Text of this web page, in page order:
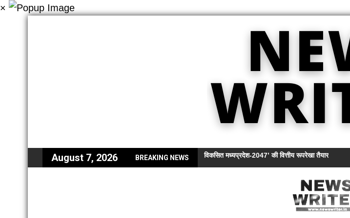
×
August 7, 2026 BREAKING NEWS विकसित मध्यप्रदेश-2047’ की वित्तीय रूपरेखा तैयार